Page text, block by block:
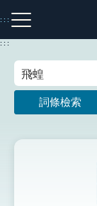
到
主
:::
注音索引圖示
:::
詞條檢索